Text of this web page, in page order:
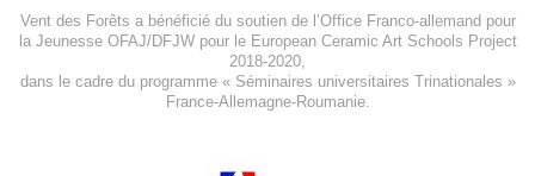
Vent des Forêts a bénéficié du soutien de l’Office Franco-allemand pour
la Jeunesse OFAJ/DFJWpour leEuropean Ceramic Art Schools Project
2018-2020,
dans le cadre du programme « Séminaires universitaires Trinationales »
France-Allemagne-Roumanie.